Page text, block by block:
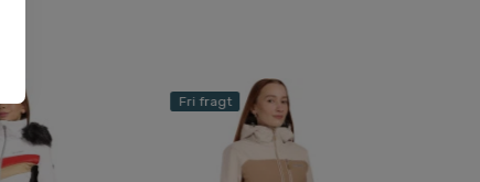
Fri fragt